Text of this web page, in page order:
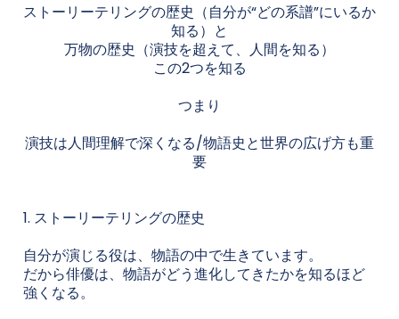
ストーリーテリングの歴史（自分が“どの系譜”にいるか
知る）と
万物の歴史（演技を超えて、人間を知る）
この2つを知る
つまり
演技は人間理解で深くなる/物語史と世界の広げ方も重
要
1. ストーリーテリングの歴史
自分が演じる役は、物語の中で生きています。
だから俳優は、物語がどう進化してきたかを知るほど
強くなる。